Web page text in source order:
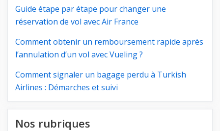
Guide étape par étape pour changer une
réservation de vol avec Air France
Comment obtenir un remboursement rapide après
l’annulation d’un vol avec Vueling ?
Comment signaler un bagage perdu à Turkish
Airlines : Démarches et suivi
Nos rubriques